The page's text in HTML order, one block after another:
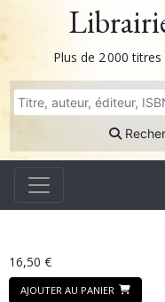
Plus de 2 000
16,50 €
AJOUTER AU PANIER